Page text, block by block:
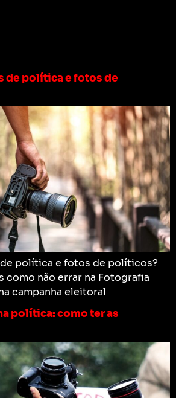
de política e fotos de
política e fotos de políticos?
como não errar na Fotografia
campanha eleitoral
política: como ter as